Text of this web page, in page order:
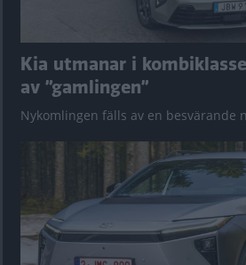
Kia utmanar i
av ”gamlingen”
Nykomlingen fälls av en besvärande